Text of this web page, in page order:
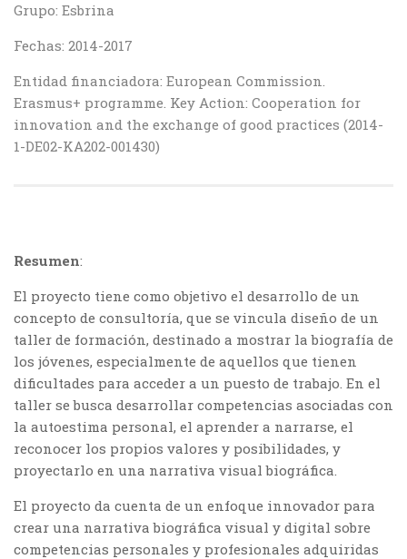
Grupo: Esbrina
Fechas: 2014-2017
Entidad financiadora: European Commission.
Erasmus+ programme. Key Action: Cooperation for
innovation and the exchange of good practices (2014-
1-DE02-KA202-001430)
Resumen:
El proyecto tiene como objetivo el desarrollo de un
concepto de consultoría, que se vincula diseño de un
taller de formación, destinado a mostrar la biografía de
los jóvenes, especialmente de aquellos que tienen
dificultades para acceder a un puesto de trabajo. En el
taller se busca desarrollar competencias asociadas con
la autoestima personal, el aprender a narrarse, el
reconocer los propios valores y posibilidades, y
proyectarlo en una narrativa visual biográfica.
El proyecto da cuenta de un enfoque innovador para
crear una narrativa biográfica visual y digital sobre
competencias personales y profesionales adquiridas